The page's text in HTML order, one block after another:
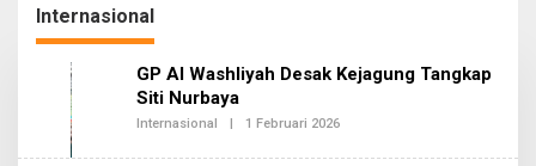
Nugroho Terkait Dugaan
Kasus Notifikasi
Perbankan
Internasional
GP Al Washliyah Desak Kejagung Tangkap
Siti Nurbaya
Internasional | 1 Februari 2026
E